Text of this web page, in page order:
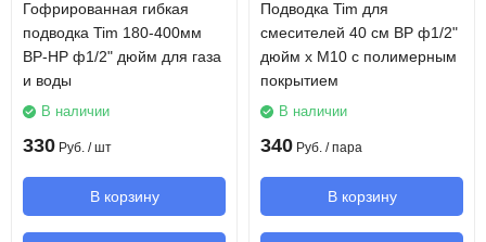
Гофрированная гибкая
подводка Tim 180-400мм
ВР-НР ф1/2" дюйм для газа
и воды
В наличии
330 Руб. / шт
В корзину
Подводка Tim для
смесителей 40 см ВР ф1/2"
дюйм х М10 с полимерным
покрытием
В наличии
340 Руб. / пара
В корзину